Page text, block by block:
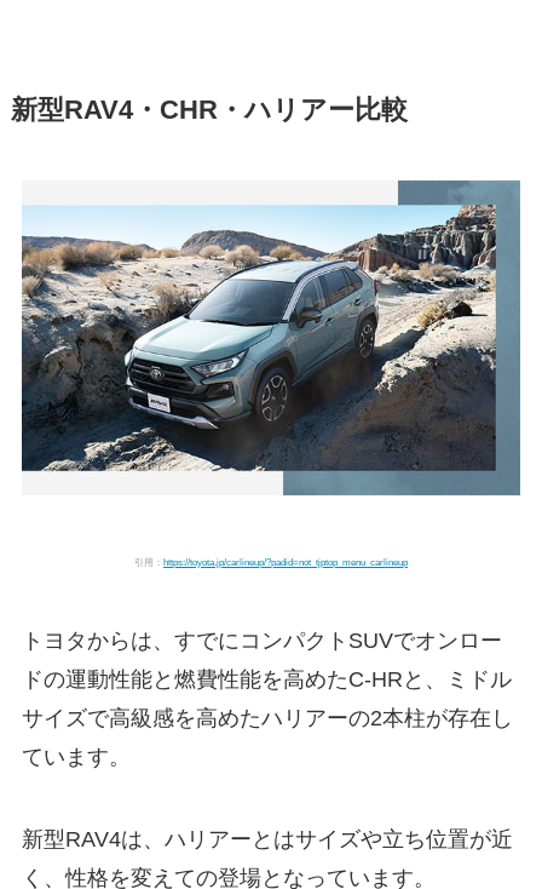
新型RAV4・CHR・ハリアー比較
引用： https://toyota.jp/carlineup/?padid=not_tjptop_menu_carlineup
トヨタからは、すでにコンパクトSUVでオンロー
ドの運動性能と燃費性能を高めたC-HRと、ミドル
サイズで高級感を高めたハリアーの2本柱が存在し
ています。
新型RAV4は、ハリアーとはサイズや立ち位置が近
く、性格を変えての登場となっています。